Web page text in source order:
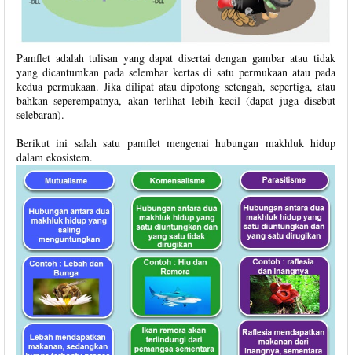
Pamflet adalah tulisan yang dapat disertai dengan gambar atau tidak
yang dicantumkan pada selembar kertas di satu permukaan atau pada
kedua permukaan. Jika dilipat atau dipotong setengah, sepertiga, atau
bahkan seperempatnya, akan terlihat lebih kecil (dapat juga disebut
selebaran).
Berikut ini salah satu pamflet mengenai hubungan makhluk hidup
dalam ekosistem.